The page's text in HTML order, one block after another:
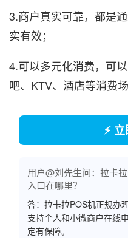
3.商户真实可靠，都是
实有效；
4.可以多元化消费，可
吧、KTV、酒店等消费
⚡
用户@刘先生问：拉卡
入口在哪里？
答：拉卡拉POS机正规办
支持个人和小微商户在线
定有保障。